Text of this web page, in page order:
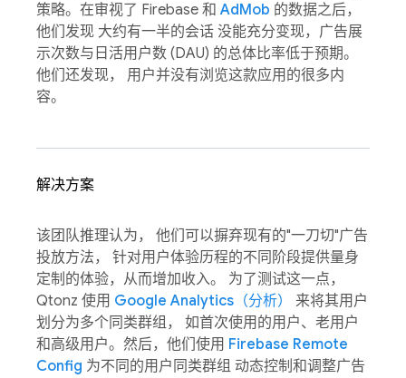
策略。在审视了 Firebase 和 AdMob 的数据之后，
他们发现 大约有一半的会话 没能充分变现，广告展
示次数与日活用户数 (DAU) 的总体比率低于预期。
他们还发现， 用户并没有浏览这款应用的很多内
容。
解决方案
该团队推理认为， 他们可以摒弃现有的"一刀切"广告
投放方法， 针对用户体验历程的不同阶段提供量身
定制的体验，从而增加收入。 为了测试这一点，
Qtonz 使用 Google Analytics（分析）
来将其用户
划分为多个同类群组， 如首次使用的用户、老用户
和高级用户。然后，他们使用 Firebase Remote
Config 为不同的用户同类群组 动态控制和调整广告